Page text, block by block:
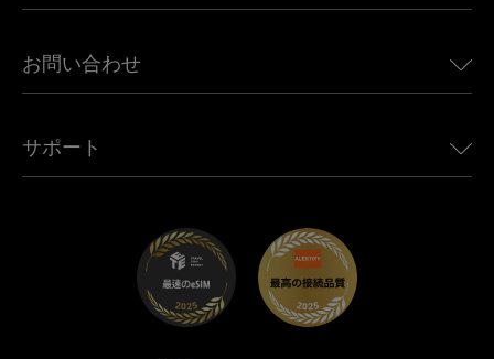
アフリカ向けeSIM
すべての目的地を見る
Jeep向けUbigi
Mini向けUbigi
Maserati向けUbigi
Ubigi関連プレス
Ubigiアプリ
お問い合わせ
アフェリエイトプログラム
サポート
トラブルシューティング
ヘルプセンター
お問い合わせ先